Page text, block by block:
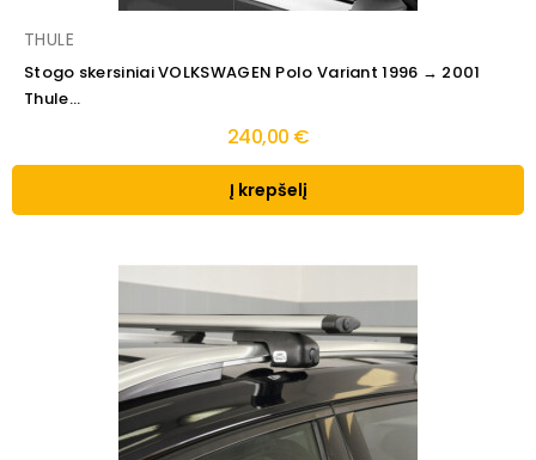
THULE
Stogo skersiniai VOLKSWAGEN Polo Variant 1996 → 2001
Thule...
240,00 €
Į krepšelį